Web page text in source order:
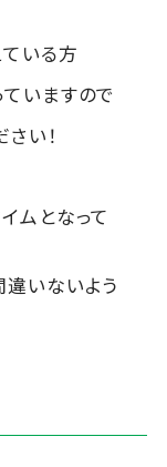
いる方
いますので
い！
ムとなって
いないよう